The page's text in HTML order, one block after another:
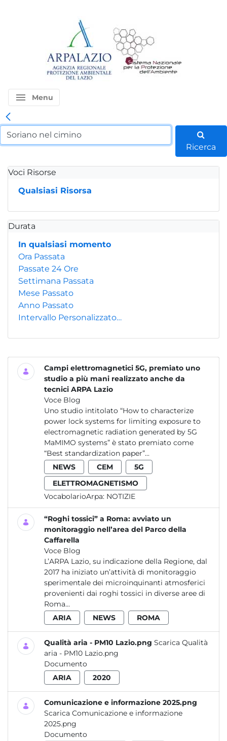
menu Menu
Ricerca
Voci Risorse
Qualsiasi Risorsa
Durata
In qualsiasi momento
Ora Passata
Passate 24 Ore
Settimana Passata
Mese Passato
Anno Passato
Intervallo Personalizzato…
Campi elettromagnetici 5G, premiato uno
studio a più mani realizzato anche da
tecnici ARPA Lazio
Voce Blog
Uno studio intitolato “How to characterize
power lock systems for limiting exposure to
electromagnetic radiation generated by 5G
MaMIMO systems” è stato premiato come
“Best standardization paper”...
NEWS
CEM
5G
ELETTROMAGNETISMO
VocabolarioArpa: NOTIZIE
“Roghi tossici” a Roma: avviato un
monitoraggio nell’area del Parco della
Caffarella
Voce Blog
L’ARPA Lazio, su indicazione della Regione, dal
2017 ha iniziato un’attività di monitoraggio
sperimentale dei microinquinanti atmosferici
provenienti dai roghi tossici in diverse aree di
Roma...
ARIA
NEWS ROMA
Qualità aria - PM10 Lazio.png Scarica Qualità
aria - PM10 Lazio.png
Documento
ARIA
2020
Comunicazione e informazione 2025.png
Scarica Comunicazione e informazione
2025.png
Documento